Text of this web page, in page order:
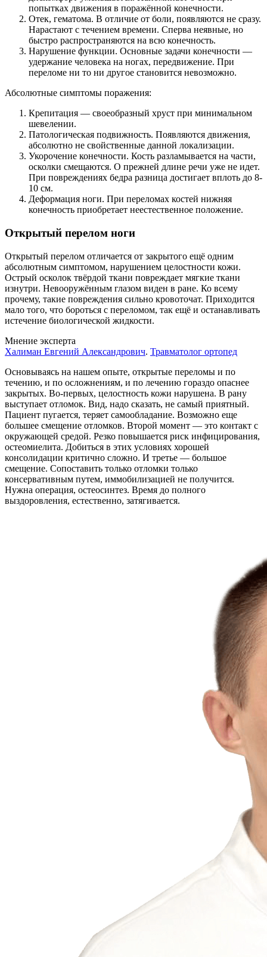
попытках движения в поражённой конечности.
Отек, гематома. В отличие от боли, появляются не сразу.
Нарастают с течением времени. Сперва неявные, но
быстро распространяются на всю конечность.
Нарушение функции. Основные задачи конечности —
удержание человека на ногах, передвижение. При
переломе ни то ни другое становится невозможно.
Абсолютные симптомы поражения:
Крепитация — своеобразный хруст при минимальном
шевелении.
Патологическая подвижность. Появляются движения,
абсолютно не свойственные данной локализации.
Укорочение конечности. Кость разламывается на части,
осколки смещаются. О прежней длине речи уже не идет.
При повреждениях бедра разница достигает вплоть до 8-
10 см.
Деформация ноги. При переломах костей нижняя
конечность приобретает неестественное положение.
Открытый перелом ноги
Открытый перелом отличается от закрытого ещё одним
абсолютным симптомом, нарушением целостности кожи.
Острый осколок твёрдой ткани повреждает мягкие ткани
изнутри. Невооружённым глазом виден в ране. Ко всему
прочему, такие повреждения сильно кровоточат. Приходится
мало того, что бороться с переломом, так ещё и останавливать
истечение биологической жидкости.
Мнение эксперта
Халиман Евгений Александрович. Травматолог ортопед
Основываясь на нашем опыте, открытые переломы и по
течению, и по осложнениям, и по лечению гораздо опаснее
закрытых. Во-первых, целостность кожи нарушена. В рану
выступает отломок. Вид, надо сказать, не самый приятный.
Пациент пугается, теряет самообладание. Возможно еще
большее смещение отломков. Второй момент — это контакт с
окружающей средой. Резко повышается риск инфицирования,
остеомиелита. Добиться в этих условиях хорошей
консолидации критично сложно. И третье — большое
смещение. Сопоставить только отломки только
консервативным путем, иммобилизацией не получится.
Нужна операция, остеосинтез. Время до полного
выздоровления, естественно, затягивается.